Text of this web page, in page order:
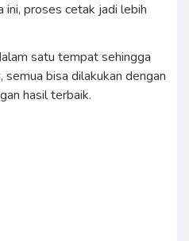
ini, proses cetak jadi lebih
satu tempat sehingga
bisa dilakukan dengan
hasil terbaik.